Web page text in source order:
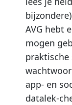
AVG hebt
mogen
praktische
app- en
datalek-